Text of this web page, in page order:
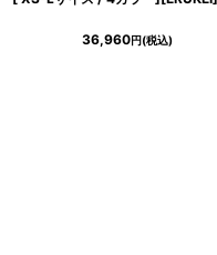
36,960円(税込)